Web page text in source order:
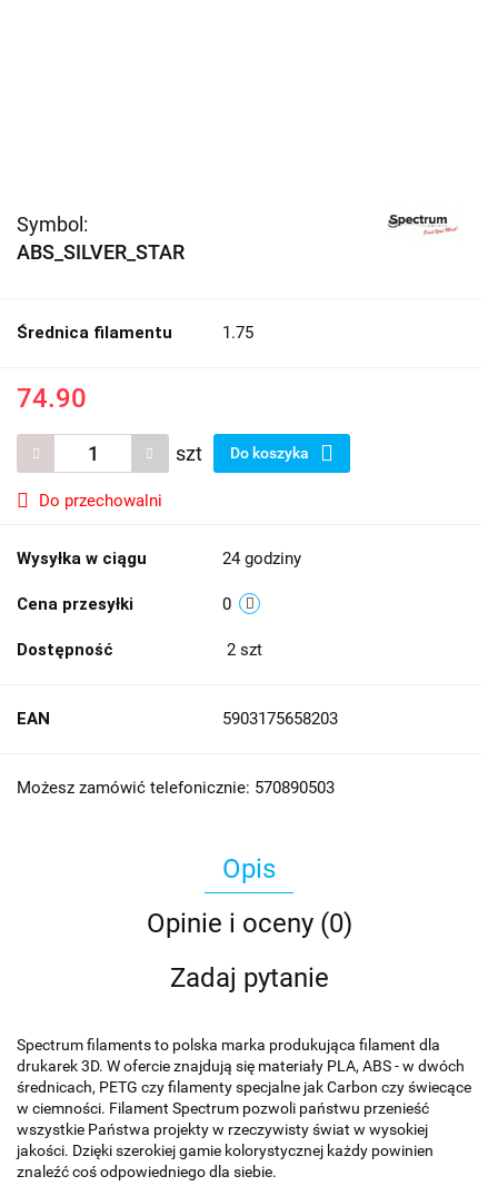
Symbol:
ABS_SILVER_STAR
Średnica filamentu 1.75
74.90
szt Do koszyka
Do przechowalni
Wysyłka w ciągu 24 godziny
Cena przesyłki 0
Dostępność 2 szt
EAN 5903175658203
Możesz zamówić telefonicznie: 570890503
Opis
Opinie i oceny (0)
Zadaj pytanie
Spectrum filaments to polska marka produkująca filament dla
drukarek 3D. W ofercie znajdują się materiały PLA, ABS - w dwóch
średnicach, PETG czy filamenty specjalne jak Carbon czy świecące
w ciemności. Filament Spectrum pozwoli państwu przenieść
wszystkie Państwa projekty w rzeczywisty świat w wysokiej
jakości. Dzięki szerokiej gamie kolorystycznej każdy powinien
znaleźć coś odpowiedniego dla siebie.